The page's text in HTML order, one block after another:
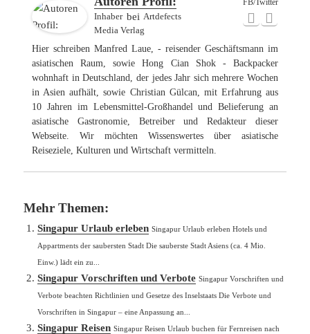
Inhaberbei Artdefects
Media Verlag
Hier schreiben Manfred Laue, - reisender Geschäftsmann im
asiatischen Raum, sowie Hong Cian Shok - Backpacker
wohnhaft in Deutschland, der jedes Jahr sich mehrere Wochen
in Asien aufhält, sowie Christian Gülcan, mit Erfahrung aus
10 Jahren im Lebensmittel-Großhandel und Belieferung an
asiatische Gastronomie, Betreiber und Redakteur dieser
Webseite. Wir möchten Wissenswertes über asiatische
Reiseziele, Kulturen und Wirtschaft vermitteln.
Mehr Themen:
Singapur Urlaub erleben Singapur Urlaub erleben Hotels und
Appartments der saubersten Stadt Die sauberste Stadt Asiens (ca. 4 Mio.
Einw.) lädt ein zu...
Singapur Vorschriften und Verbote Singapur Vorschriften und
Verbote beachten Richtlinien und Gesetze des Inselstaats Die Verbote und
Vorschriften in Singapur – eine Anpassung an...
Singapur Reisen Singapur Reisen Urlaub buchen für Fernreisen nach